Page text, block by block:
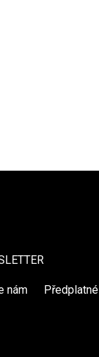
nám Předplatné